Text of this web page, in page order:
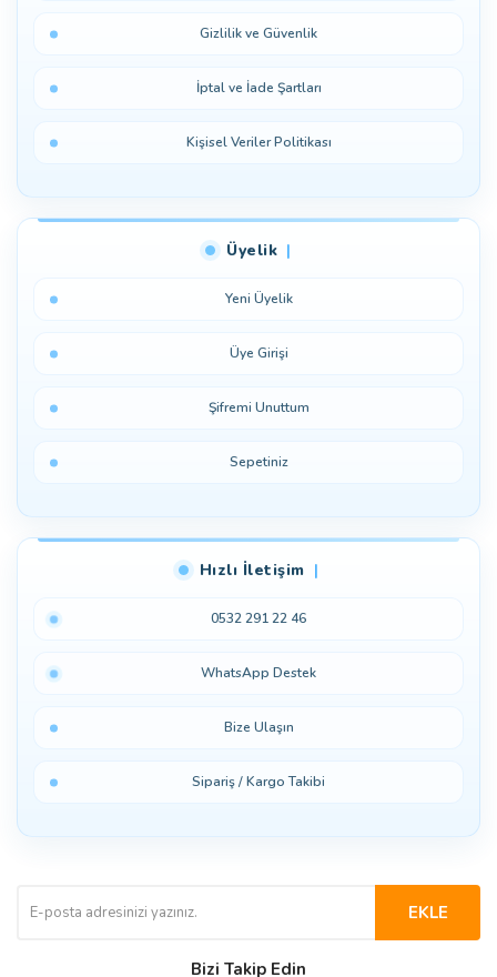
Gizlilik ve Güvenlik
İptal ve İade Şartları
Kişisel Veriler Politikası
Üyelik
Yeni Üyelik
Üye Girişi
Şifremi Unuttum
Sepetiniz
Hızlı İletişim
0532 291 22 46
WhatsApp Destek
Bize Ulaşın
Sipariş / Kargo Takibi
EKLE
Bizi Takip Edin